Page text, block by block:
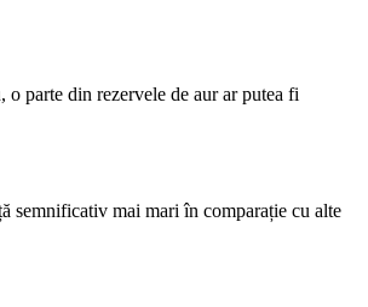
parte din rezervele de aur ar putea fi
semnificativ mai mari în comparație cu alte